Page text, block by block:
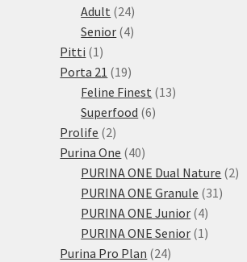
Adult 2424
produktů
Senior 44
Pitti 1 1
produkt
Porta 21 1919
produktů
Feline Finest 1313
Superfood 66
Prolife 22
produkty
Purina One 4040
produktů
PURINA ONE Dual Nature 22
PURINA ONE Granule 31 31
PURINA ONE Junior 44
produkty
PURINA ONE Senior 1 1
Purina Pro Plan 2424